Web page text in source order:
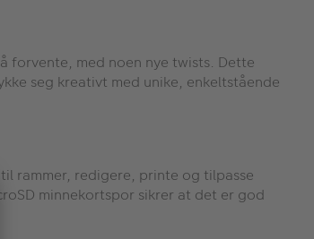
forvente, med noen nye twists. Dette
seg kreativt med unike, enkeltstående
rammer, redigere, printe og tilpasse
minnekortspor sikrer at det er god